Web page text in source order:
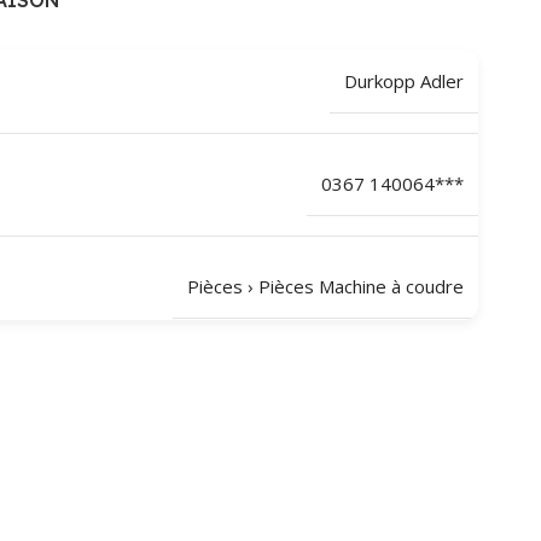
Durkopp Adler
0367 140064***
Pièces › Pièces Machine à coudre